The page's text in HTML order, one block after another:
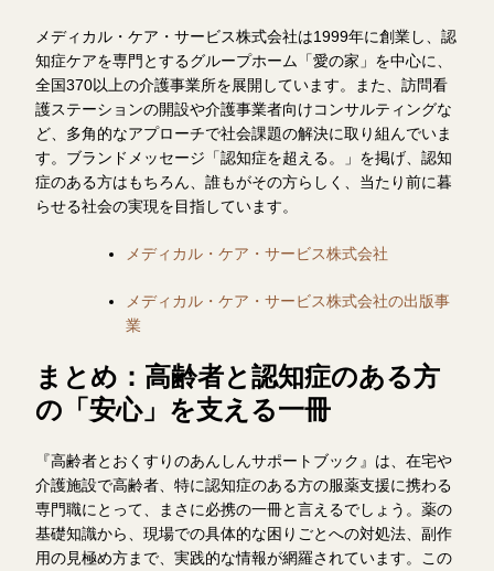
メディカル・ケア・サービス株式会社は1999年に創業し、認
知症ケアを専門とするグループホーム「愛の家」を中心に、
全国370以上の介護事業所を展開しています。また、訪問看
護ステーションの開設や介護事業者向けコンサルティングな
ど、多角的なアプローチで社会課題の解決に取り組んでいま
す。ブランドメッセージ「認知症を超える。」を掲げ、認知
症のある方はもちろん、誰もがその方らしく、当たり前に暮
らせる社会の実現を目指しています。
メディカル・ケア・サービス株式会社
メディカル・ケア・サービス株式会社の出版事
業
まとめ：高齢者と認知症のある方
の「安心」を支える一冊
『高齢者とおくすりのあんしんサポートブック』は、在宅や
介護施設で高齢者、特に認知症のある方の服薬支援に携わる
専門職にとって、まさに必携の一冊と言えるでしょう。薬の
基礎知識から、現場での具体的な困りごとへの対処法、副作
用の見極め方まで、実践的な情報が網羅されています。この